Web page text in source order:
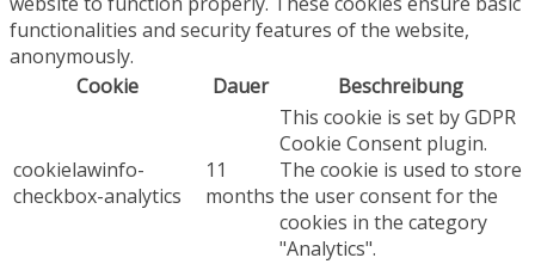
functionalities and security features of the website,
anonymously.
Cookie
Dauer Beschreibung
cookielawinfo-
checkbox-analytics
11
months
This cookie is set by GDPR
Cookie Consent plugin.
The cookie is used to store
the user consent for the
cookies in the category
"Analytics".